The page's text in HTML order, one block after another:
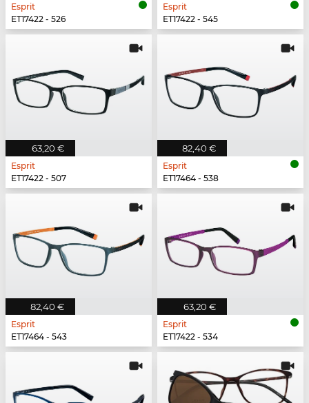
Esprit
ET17422 - 526
Esprit
ET17422 - 545
63,20 €
Esprit
ET17422 - 507
82,40 €
Esprit
ET17464 - 538
82,40 €
Esprit
ET17464 - 543
63,20 €
Esprit
ET17422 - 534